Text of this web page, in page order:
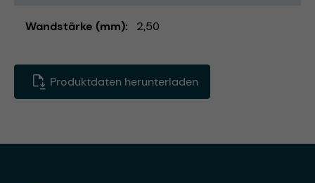
Wandstärke (mm) 2,50
Produktdaten herunterladen